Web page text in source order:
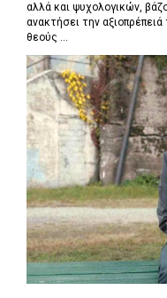
αλλά και ψυχολογικών,
ανακτήσει την
θεούς ...